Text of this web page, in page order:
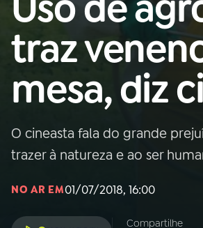
na
Rádio
Nacional
AO VIVO
01INÍCIO
A RÁDIO
04PROGRAMAS
traz
mesa, diz
O cineasta fala do grande
trazer à natureza e ao ser
NO AR EM01/07/2018, 16:00
Compartilhe